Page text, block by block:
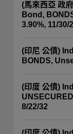
(馬來西亞 政
Bond,
3.90%, 11/30/
(印尼 公債)
BONDS,
(印度 公債)
8/22/32